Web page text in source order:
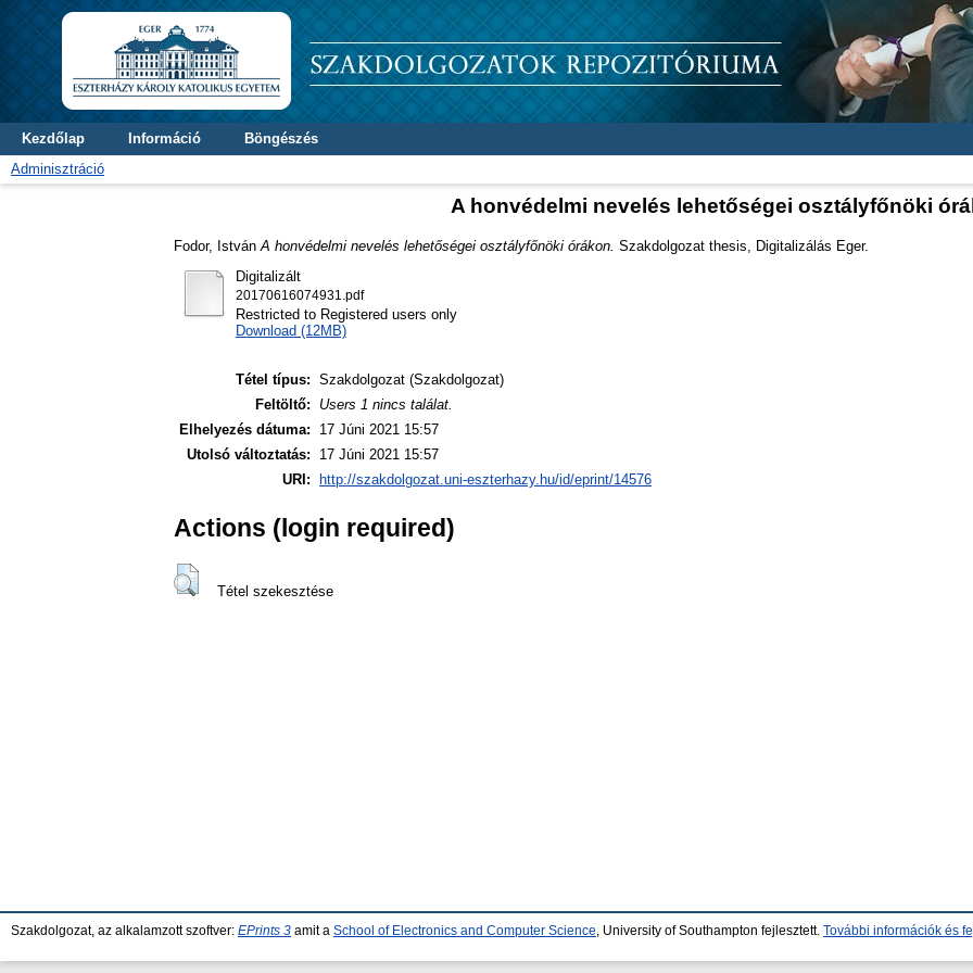
Kezdőlap Információ
Böngészés
Adminisztráció
A honvédelmi nevelés lehetőségei osztályfőnöki
Fodor, István A honvédelmi nevelés lehetőségei osztályfőnöki órákon. Szakdolgozat thesis, Digitalizálás Eger.
Digitalizált
20170616074931.pdf
Restricted to Registered users only
Download (12MB)
Tétel típus: Szakdolgozat (Szakdolgozat)
Feltöltő:
Users 1 nincs találat.
Elhelyezés dátuma:
17 Júni 2021 15:57
Utolsó változtatás:
17 Júni 2021 15:57
URI:
http://szakdolgozat.uni-eszterhazy.hu/id/eprint/14576
Actions (login required)
Tétel szekesztése
Szakdolgozat, az alkalamzott szoftver: EPrints 3 amit a School of Electronics and Computer Science , University of Southampton fejlesztett. További információk és